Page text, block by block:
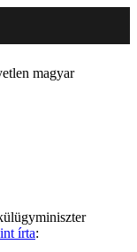
magyar
írta: